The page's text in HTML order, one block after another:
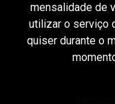
mensalidade de
utilizar o serviço
quiser durante o